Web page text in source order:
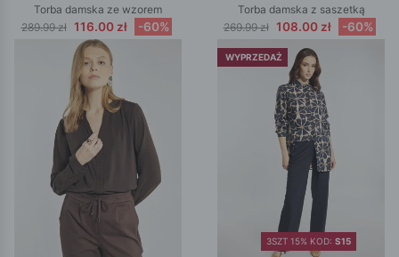
Torba damska ze wzorem
289.99 zł 116.00 zł -60%
Torba damska z saszetką
269.99 zł 108.00 zł -60%
WYPRZEDAŻ
3SZT 15% KOD: S15